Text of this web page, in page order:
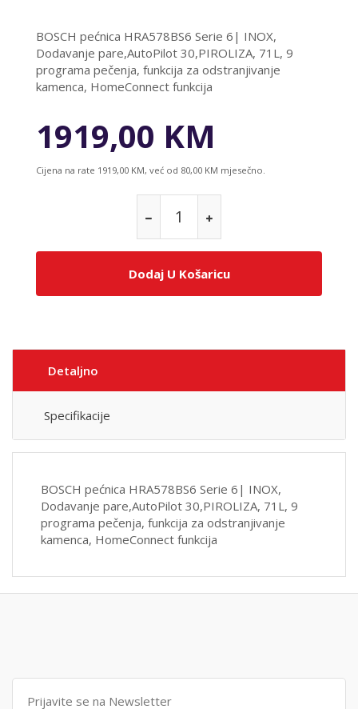
BOSCH pećnica HRA578BS6 Serie 6| INOX,
Dodavanje pare,AutoPilot 30,PIROLIZA, 71L, 9
programa pečenja, funkcija za odstranjivanje
kamenca, HomeConnect funkcija
1919,00 KM
Cijena na rate 1919,00 KM, već od 80,00 KM mjesečno.
Dodaj U Košaricu
Detaljno
Specifikacije
BOSCH pećnica HRA578BS6 Serie 6| INOX,
Dodavanje pare,AutoPilot 30,PIROLIZA, 71L, 9
programa pečenja, funkcija za odstranjivanje
kamenca, HomeConnect funkcija